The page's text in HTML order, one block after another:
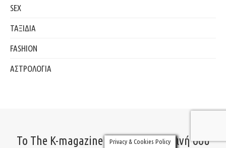
SEX
ΤΑΞΙΔΙΑ
FASHION
ΑΣΤΡΟΛΟΓΙΑ
Το The K-magazine είναι η καθημερινή σου
Privacy & Cookies Policy